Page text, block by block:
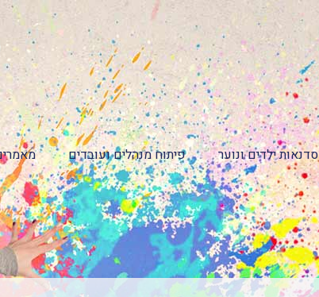
סדנאות ילדים ונוער פיתוח מנהלים ועובדים